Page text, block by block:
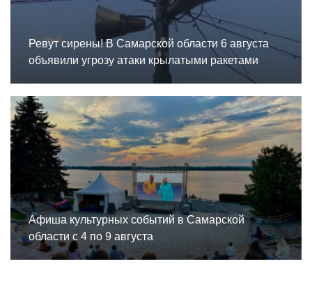
Ревут сирены! В Самарской области 6 августа
объявили угрозу атаки крылатыми ракетами
Афиша культурных событий в Самарской
области с 4 по 9 августа